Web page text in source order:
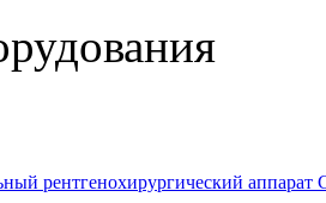
рентгенохирургический аппарат